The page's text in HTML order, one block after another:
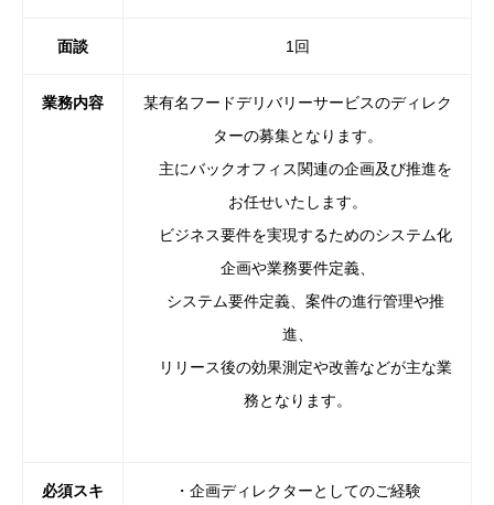
面談 1回
業務内容
某有名フードデリバリーサービスのディレク
ターの募集となります。
主にバックオフィス関連の企画及び推進を
お任せいたします。
ビジネス要件を実現するためのシステム化
企画や業務要件定義、
システム要件定義、案件の進行管理や推
進、
リリース後の効果測定や改善などが主な業
務となります。
必須スキ
・企画ディレクターとしてのご経験